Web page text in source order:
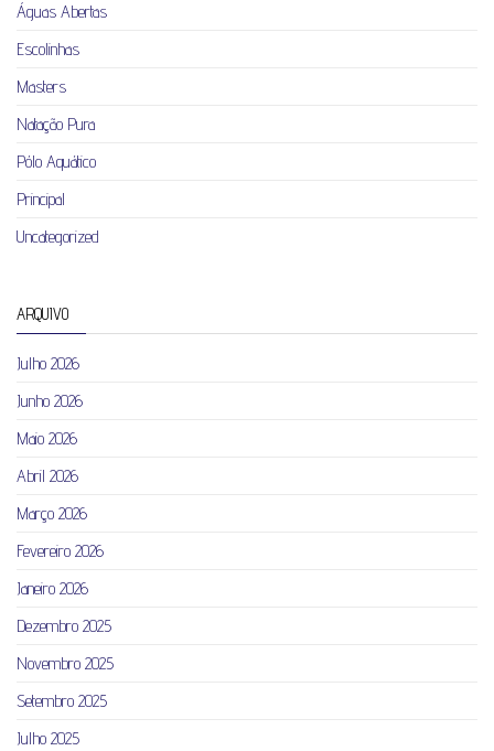
Águas Abertas
Escolinhas
Masters
Natação Pura
Pólo Aquático
Principal
Uncategorized
ARQUIVO
Julho 2026
Junho 2026
Maio 2026
Abril 2026
Março 2026
Fevereiro 2026
Janeiro 2026
Dezembro 2025
Novembro 2025
Setembro 2025
Julho 2025